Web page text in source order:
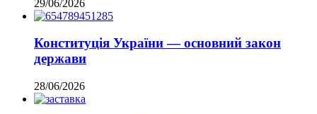
29/06/2026
Конституція України — основний закон
держави
28/06/2026